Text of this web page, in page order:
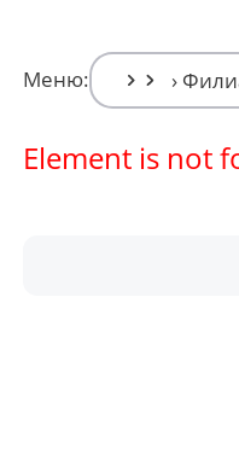
Меню:
Element is not